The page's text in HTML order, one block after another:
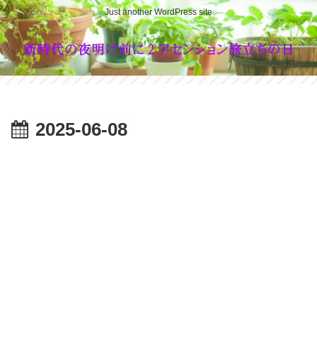
Just another WordPress site
2025-06-08